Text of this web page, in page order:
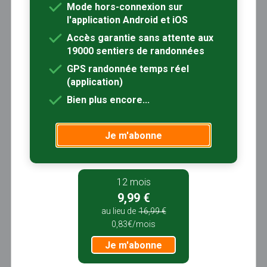
Corse
Île-de-France
Randonnées en
Pays de la Loire
Randonnées en
Bourgogne-
Franche-Comté
Randonnées en
Nouvelle-
Randonnées en
Grand Est
Randonnées en
Auvergne-
Provence-Alpes-
Côte d'Azur
Randonnées en
Normandie
Hauts-de-France
Mode hors-connexion sur
l'application Android et iOS
Accès garantie sans attente aux
19000 sentiers de randonnées
GPS randonnée temps réel
(application)
Bien plus encore...
Je m'abonne
12 mois
9,99 €
au lieu de 16,99 €
0,83€/mois
Je m'abonne